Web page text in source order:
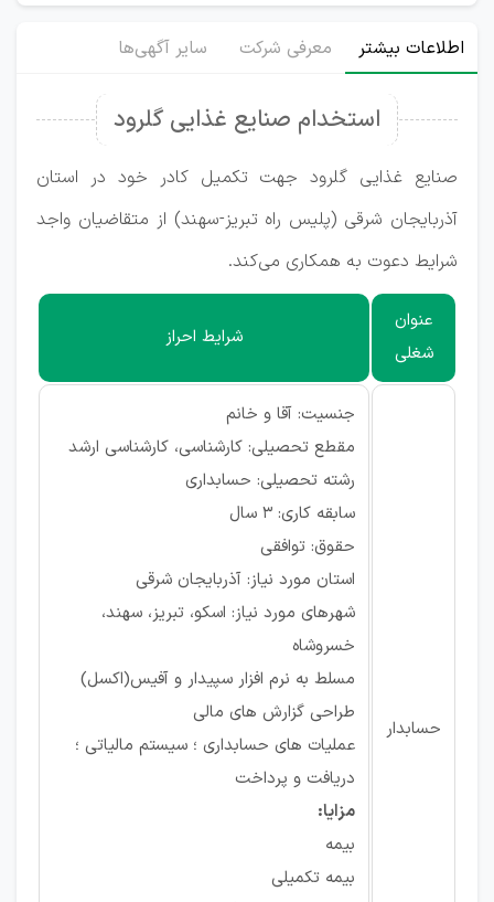
اطلاعات بیشتر معرفی شرکت سایر آگهی‌ها
استخدام صنایع غذایی گلرود
صنایع غذایی گلرود جهت تکمیل کادر خود در استان
آذربایجان شرقی (پلیس راه تبریز-سهند) از متقاضیان واجد
شرایط دعوت به همکاری می‌کند.
عنوان
شغلی
شرایط احراز
حسابدار
جنسیت: آقا و خانم
مقطع تحصیلی: کارشناسی، کارشناسی ارشد
رشته تحصیلی: حسابداری
سابقه کاری: ۳ سال
حقوق: توافقی
استان مورد نیاز: آذربایجان شرقی
شهرهای مورد نیاز: اسکو، تبریز، سهند،
خسروشاه
مسلط به نرم افزار سپیدار و آفیس(اکسل)
طراحی گزارش های مالی
عملیات های حسابداری ؛ سیستم مالیاتی ؛
دریافت و پرداخت
مزایا:
بیمه
بیمه تکمیلی